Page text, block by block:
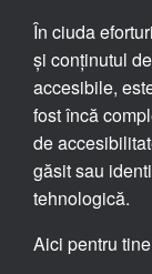
În ciuda
și conținutul
accesibile,
fost încă
de
găsit sau
tehnologică.
Aici pentru tine